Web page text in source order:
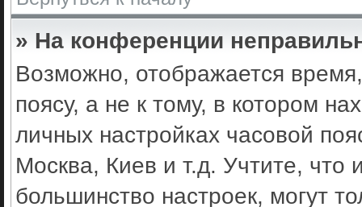
» На конференции
Возможно, отображается
поясу, а не к тому, в котором
личных настройках часовой
Москва, Киев и т.д. Учтите, что
большинство настроек, могут